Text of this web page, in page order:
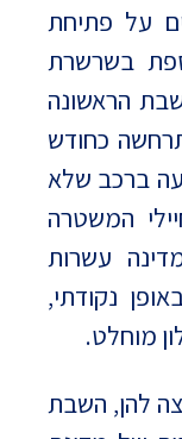
על פתיחת
בשרשרת
הראשונה
כחודש
ברכב שלא
המשטרה
עשרות
נקודתי,
מוחלט.
להן, השבת